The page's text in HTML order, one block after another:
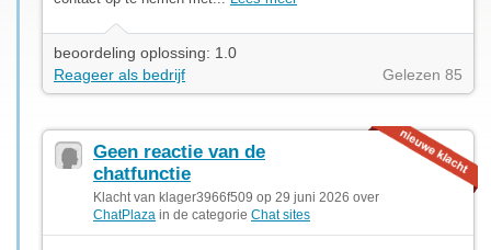
beoordeling oplossing: 1.0
Reageer als bedrijf
Gelezen 85
Geen reactie van de
chatfunctie
Klacht van klager3966f509 op 29 juni 2026 over
ChatPlaza in de categorie Chat sites